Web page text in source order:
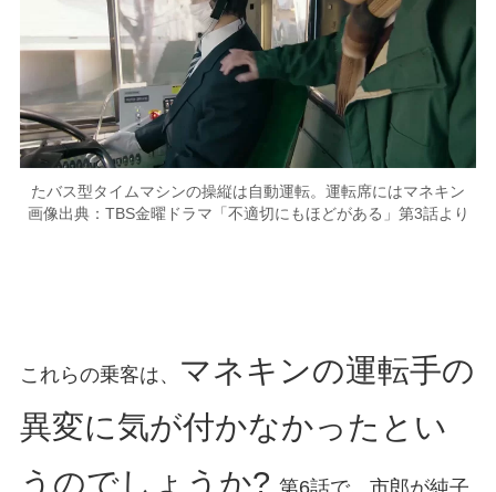
たバス型タイムマシンの操縦は自動運転。運転席にはマネキン
画像出典：TBS金曜ドラマ「不適切にもほどがある」第3話より
これらの乗客は、
マネキンの運転手の
異変に気が付かなかったとい
うのでしょうか?